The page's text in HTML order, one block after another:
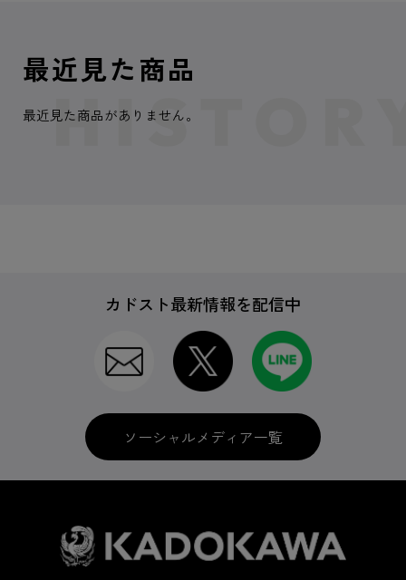
最近見た商品
最近見た商品がありません。
カドスト最新情報を配信中
ソーシャルメディア一覧